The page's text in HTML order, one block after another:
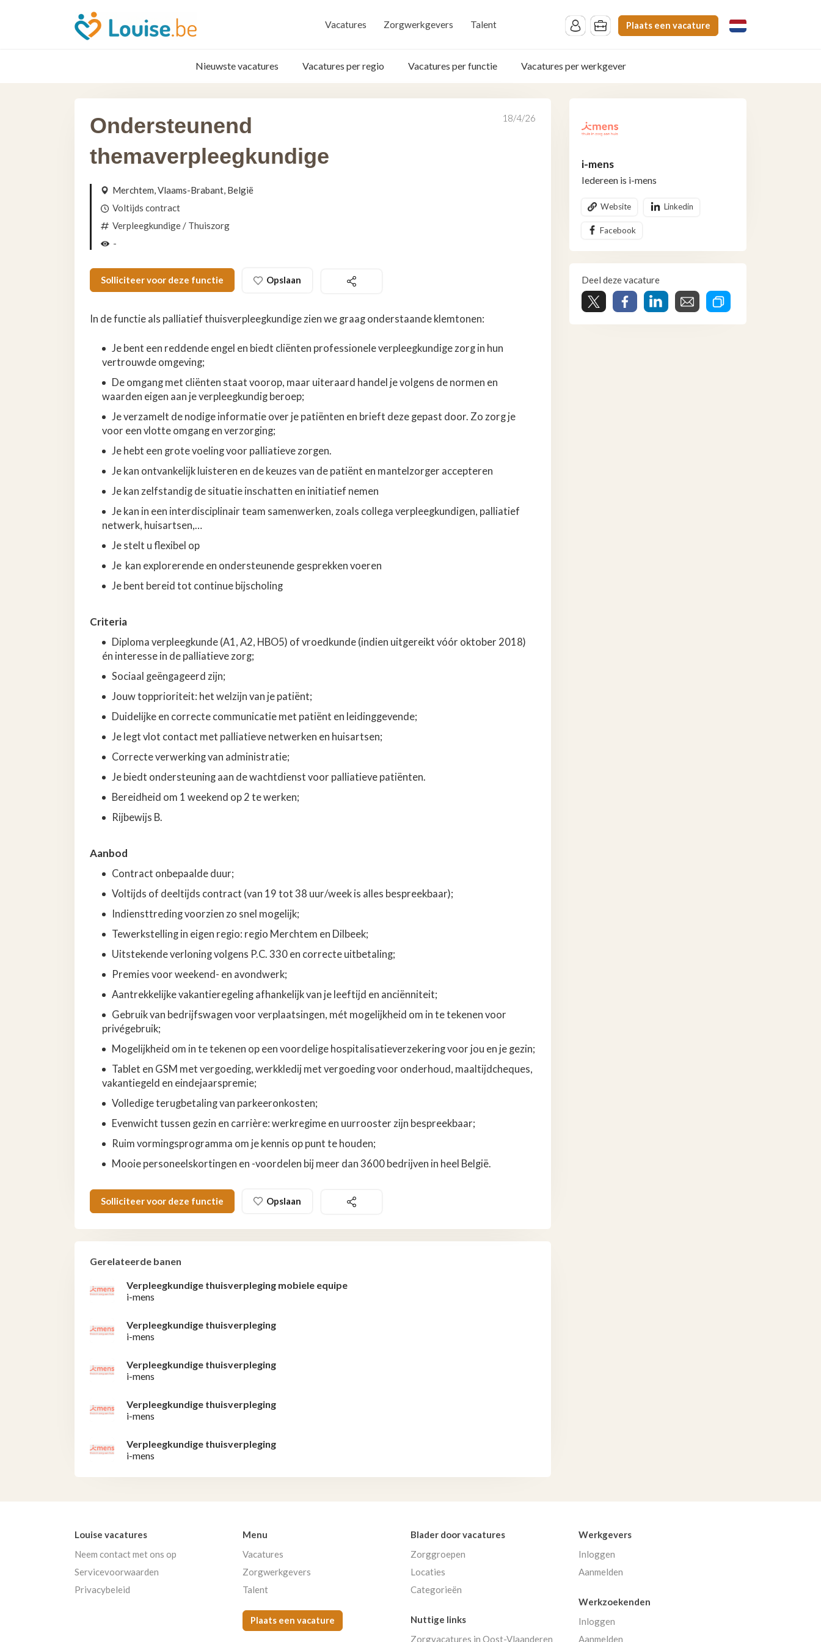
Vacatures Zorgwerkgevers Talent Plaats een vacature
Nieuwste vacatures Vacatures per regio Vacatures per functie Vacatures per werkgever
Ondersteunend
themaverpleegkundige
Merchtem, Vlaams-Brabant, België
Voltijds contract
Verpleegkundige / Thuiszorg
-
18/4/26
Solliciteer voor deze functie Opslaan
In de functie als palliatief thuisverpleegkundige zien we graag onderstaande klemtonen:
Je bent een reddende engel en biedt cliënten professionele verpleegkundige zorg in hun
vertrouwde omgeving;
De omgang met cliënten staat voorop, maar uiteraard handel je volgens de normen en
waarden eigen aan je verpleegkundig beroep;
Je verzamelt de nodige informatie over je patiënten en brieft deze gepast door. Zo zorg je
voor een vlotte omgang en verzorging;
Je hebt een grote voeling voor palliatieve zorgen.
Je kan ontvankelijk luisteren en de keuzes van de patiënt en mantelzorger accepteren
Je kan zelfstandig de situatie inschatten en initiatief nemen
Je kan in een interdisciplinair team samenwerken, zoals collega verpleegkundigen, palliatief
netwerk, huisartsen,…
Je stelt u flexibel op
Je kan explorerende en ondersteunende gesprekken voeren
Je bent bereid tot continue bijscholing
Criteria
Diploma verpleegkunde (A1, A2, HBO5) of vroedkunde (indien uitgereikt vóór oktober 2018)
én interesse in de palliatieve zorg;
Sociaal geëngageerd zijn;
Jouw topprioriteit: het welzijn van je patiënt;
Duidelijke en correcte communicatie met patiënt en leidinggevende;
Je legt vlot contact met palliatieve netwerken en huisartsen;
Correcte verwerking van administratie;
Je biedt ondersteuning aan de wachtdienst voor palliatieve patiënten.
Bereidheid om 1 weekend op 2 te werken;
Rijbewijs B.
Aanbod
Contract onbepaalde duur;
Voltijds of deeltijds contract (van 19 tot 38 uur/week is alles bespreekbaar);
Indiensttreding voorzien zo snel mogelijk;
Tewerkstelling in eigen regio: regio Merchtem en Dilbeek;
Uitstekende verloning volgens P.C. 330 en correcte uitbetaling;
Premies voor weekend- en avondwerk;
Aantrekkelijke vakantieregeling afhankelijk van je leeftijd en anciënniteit;
Gebruik van bedrijfswagen voor verplaatsingen, mét mogelijkheid om in te tekenen voor
privégebruik;
Mogelijkheid om in te tekenen op een voordelige hospitalisatieverzekering voor jou en je gezin;
Tablet en GSM met vergoeding, werkkledij met vergoeding voor onderhoud, maaltijdcheques,
vakantiegeld en eindejaarspremie;
Volledige terugbetaling van parkeeronkosten;
Evenwicht tussen gezin en carrière: werkregime en uurrooster zijn bespreekbaar;
Ruim vormingsprogramma om je kennis op punt te houden;
Mooie personeelskortingen en -voordelen bij meer dan 3600 bedrijven in heel België.
Solliciteer voor deze functie Opslaan
i-mens
Iedereen is i-mens
Website Linkedin
Facebook
Deel deze vacature
Gerelateerde banen
Verpleegkundige thuisverpleging mobiele equipe
i-mens
Verpleegkundige thuisverpleging
i-mens
Verpleegkundige thuisverpleging
i-mens
Verpleegkundige thuisverpleging
i-mens
Verpleegkundige thuisverpleging
i-mens
Louise vacatures
Neem contact met ons op
Servicevoorwaarden
Privacybeleid
Menu
Vacatures
Zorgwerkgevers
Talent
Plaats een vacature
Blader door vacatures
Zorggroepen
Locaties
Categorieën
Werkgevers
Inloggen
Aanmelden
Werkzoekenden
Inloggen
Aanmelden
Nuttige links
Zorgvacatures in Oost-Vlaanderen